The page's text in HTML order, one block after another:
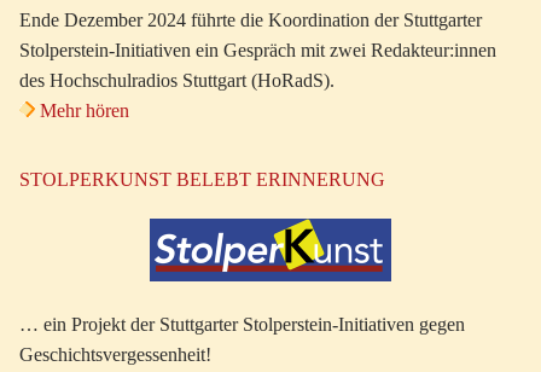
Ende Dezember 2024 führte die Koordination der Stuttgarter
Stolperstein-Initiativen ein Gespräch mit zwei Redakteur:innen
des Hochschulradios Stuttgart (HoRadS).
Mehr hören
STOLPERKUNST BELEBT ERINNERUNG
… ein Projekt der Stuttgarter Stolperstein-Initiativen gegen
Geschichtsvergessenheit!